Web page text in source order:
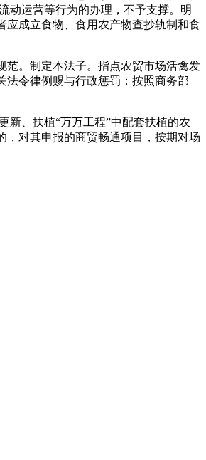
动运营等行为的办理，不予支撑。明
应成立食物、食用农产物查抄轨制和食
。制定本法子。指点农贸市场活禽发
法令律例赐与行政惩罚；按照商务部
、扶植“万万工程”中配套扶植的农
，对其申报的商贸畅通项目，按期对场